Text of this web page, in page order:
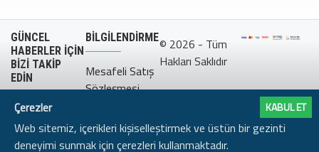
GÜNCEL
HABERLER İÇİN
BİZİ TAKİP
EDİN
BILGILENDIRME
Mesafeli Satış
Sözleşmesi
Politikası
© 2026 - Tüm
Hakları Saklıdır
KABUL ET
Çerezler
Web sitemiz, içerikleri kişiselleştirmek ve üstün bir gezinti
deneyimi sunmak için çerezleri kullanmaktadır.